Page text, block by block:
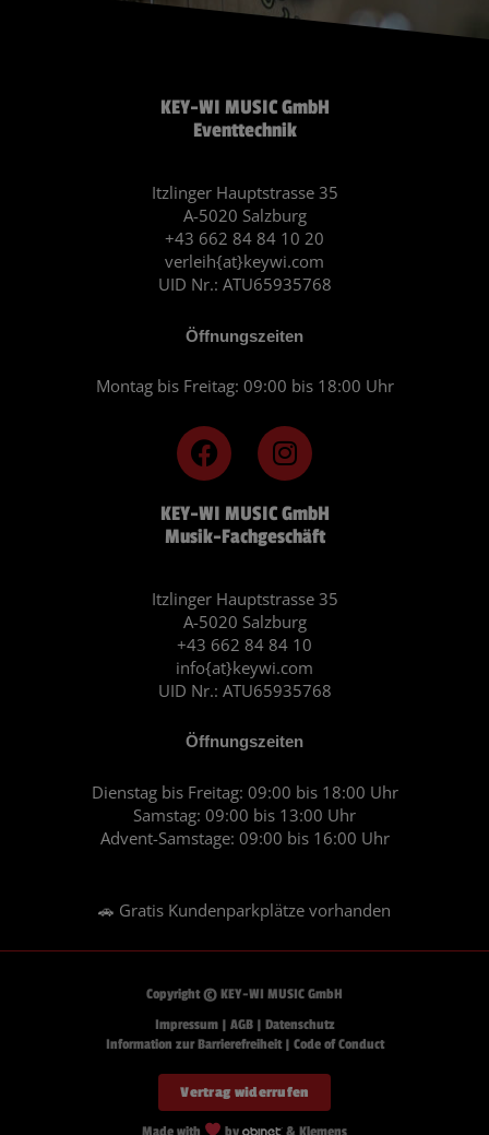
KEY-WI MUSIC GmbH
Musik-Fachgeschäft
Itzlinger Hauptstrasse 35
A-5020 Salzburg
+43 662 84 84 10
info{at}keywi.com
UID Nr.: ATU65935768
Öffnungszeiten
Dienstag bis Freitag: 09:00 bis 18:00 Uhr
Samstag: 09:00 bis 13:00 Uhr
Advent-Samstage: 09:00 bis 16:00 Uhr
🚗 Gratis Kundenparkplätze vorhanden
F
a
c
e
b
o
k
I
n
s
t
a
r
a
m
KEY-WI MUSIC GmbH
Eventtechnik
Itzlinger Hauptstrasse 35
A-5020 Salzburg
+43 662 84 84 10 20
verleih{at}keywi.com
UID Nr.: ATU65935768
Öffnungszeiten
Montag bis Freitag: 09:00 bis 18:00 Uhr
Copyright © KEY-WI MUSIC GmbH
Impressum| AGB| Datenschutz
Information zur Barrierefreiheit| Code of Conduct
Vertrag widerrufen
Made with by & Klemens